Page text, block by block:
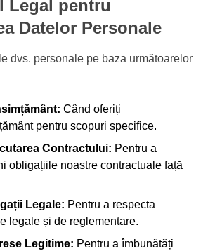
Legal pentru
Datelor Personale
dvs. personale pe baza următoarelor
Când oferiți
pentru scopuri specifice.
Contractului: Pentru a
obligațiile noastre contractuale față
Legale: Pentru a respecta
legale și de reglementare.
Legitime: Pentru a îmbunătăți